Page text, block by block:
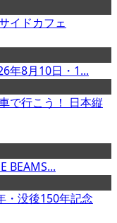
イドカフェ
年8月10日・1...
で行こう！ 日本縦
BEAMS...
・没後150年記念